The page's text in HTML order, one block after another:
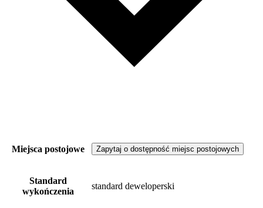
Miejsca postojowe Zapytaj o dostępność miejsc postojowych
Standard
wykończenia
standard deweloperski